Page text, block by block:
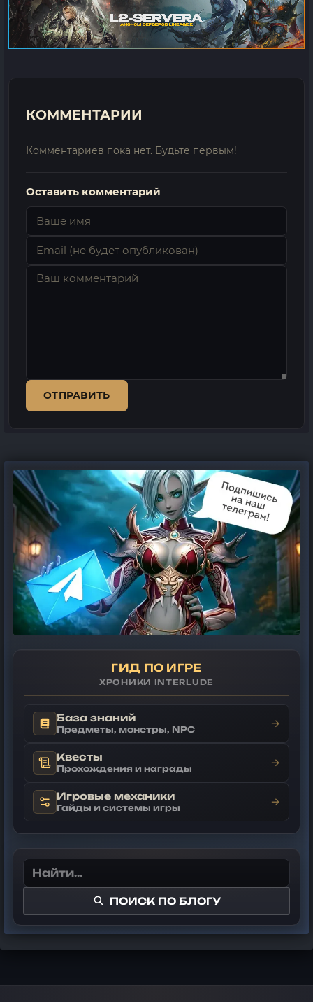
КОММЕНТАРИИ
Комментариев пока нет. Будьте первым!
Оставить комментарий
ОТПРАВИТЬ
ГИД ПО ИГРЕ
ХРОНИКИ INTERLUDE
База знаний
Предметы, монстры, NPC →
Квесты
Прохождения и награды →
Игровые механики
Гайды и системы игры →
ПОИСК ПО БЛОГУ